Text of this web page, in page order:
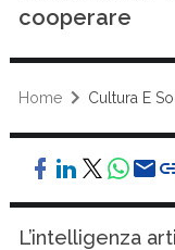
cooperare
Home Cultura E
L’intelligenza